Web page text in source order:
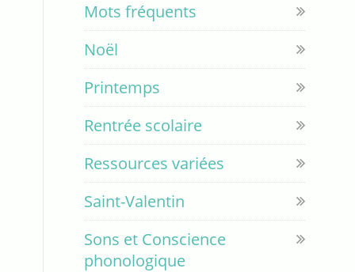
Mots fréquents
Noël
Printemps
Rentrée scolaire
Ressources variées
Saint-Valentin
Sons et Conscience
phonologique